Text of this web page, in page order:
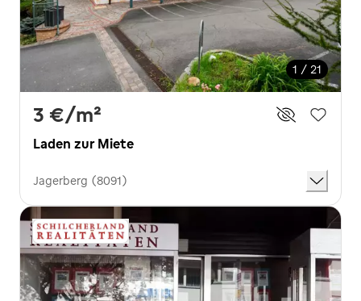
1 / 21
3 €/m²
Laden zur Miete
Jagerberg (8091)